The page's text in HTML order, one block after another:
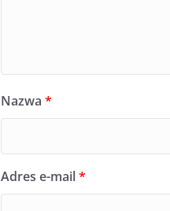
Nazwa *
Adres e-mail*